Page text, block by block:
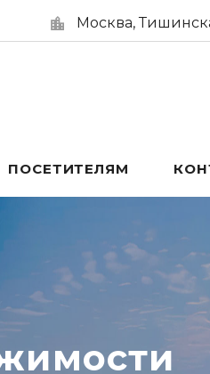
Москва,
ПОСЕТИТЕЛЯМ